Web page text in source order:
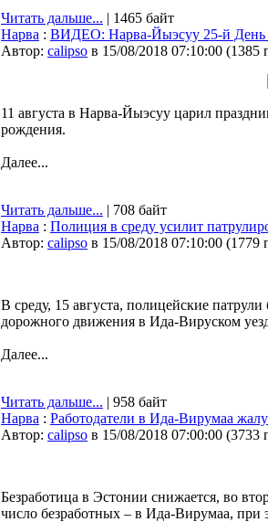
Читать дальше... | 1465 байт
Нарва : ВИДЕО: Нарва-Йыэсуу 25-й День
Автор: calipso в 15/08/2018 07:10:00 (1385
11 августа в Нарва-Йыэсуу царил
рождения.
Далее...
Читать дальше... | 708 байт
Нарва : Полиция в среду усилит
Автор: calipso в 15/08/2018 07:10:00 (1779
В среду, 15 августа, полицейские
дорожного движения в Ида-Вируском
Далее...
Читать дальше... | 958 байт
Нарва : Работодатели в Ида-Вирумаа
Автор: calipso в 15/08/2018 07:00:00 (3733
Безработица в Эстонии снижается, во
число безработных – в Ида-Вирумаа, при